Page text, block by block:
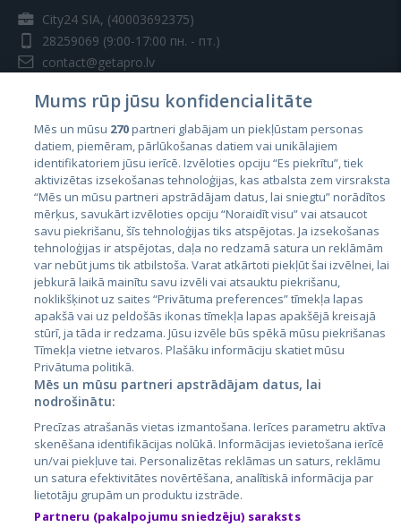
City24 SIA, (40003692375)
28259069 (9:00-17:00 пн. - пт.)
contact@getapro.lv
Страны
Эстония
Латвия
Литва
City24.lv
City24.ee
GetaPro.lv
GetaPro.ee
Skelbiu.lt
CVbankas.lt
Kainos.lt
Paslaugos.lt
auto24.ee
Mums rūp jūsu konfidencialitāte
Mēs un mūsu 270partneri glabājam un piekļūstam personas
datiem, piemēram, pārlūkošanas datiem vai unikālajiem
identifikatoriem jūsu ierīcē. Izvēloties opciju “Es piekrītu”, tiek
aktivizētas izsekošanas tehnoloģijas, kas atbalsta zem virsraksta
“Mēs un mūsu partneri apstrādājam datus, lai sniegtu” norādītos
mērķus, savukārt izvēloties opciju “Noraidīt visu” vai atsaucot
savu piekrišanu, šīs tehnoloģijas tiks atspējotas. Ja izsekošanas
tehnoloģijas ir atspējotas, daļa no redzamā satura un reklāmām
var nebūt jums tik atbilstoša. Varat atkārtoti piekļūt šai izvēlnei, lai
jebkurā laikā mainītu savu izvēli vai atsauktu piekrišanu,
noklikšķinot uz saites “Privātuma preferences” tīmekļa lapas
apakšā vai uz peldošās ikonas tīmekļa lapas apakšējā kreisajā
stūrī, ja tāda ir redzama. Jūsu izvēle būs spēkā mūsu piekrišanas
Tīmekļa vietne ietvaros. Plašāku informāciju skatiet mūsu
Privātuma politikā.
Mēs un mūsu partneri apstrādājam datus, lai
nodrošinātu:
Precīzas atrašanās vietas izmantošana. Ierīces parametru aktīva
skenēšana identifikācijas nolūkā. Informācijas ievietošana ierīcē
un/vai piekļuve tai. Personalizētas reklāmas un saturs, reklāmu
un satura efektivitātes novērtēšana, analītiskā informācija par
lietotāju grupām un produktu izstrāde.
Partneru (pakalpojumu sniedzēju) saraksts